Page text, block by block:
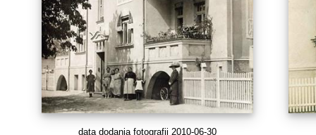
data dodania fotografii 2010-06-30